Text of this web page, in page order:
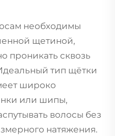
необходимы
щетиной,
проникать сквозь
тип щётки
широко
или шипы,
волосы без
натяжения.